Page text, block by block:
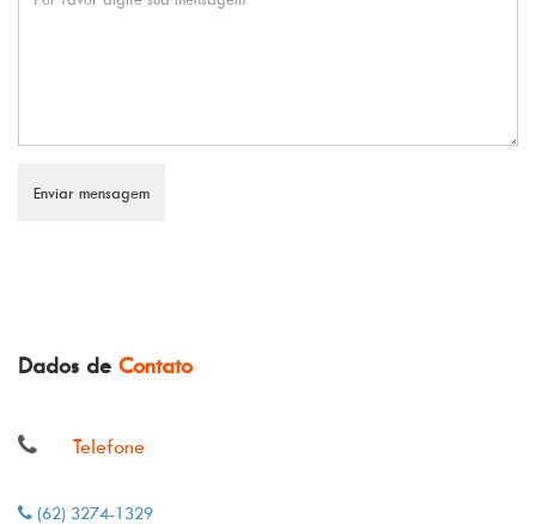
Dados de Contato
Telefone
(62) 3274-1329